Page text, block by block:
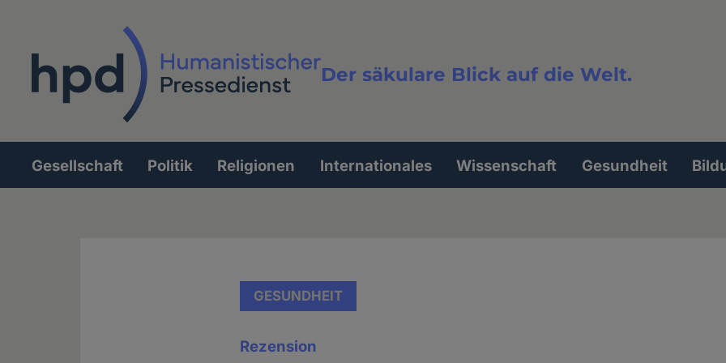
Der säkulare Blick auf die Welt.
Volltextsuche
Hauptnavigation
Gesellschaft Politik Religionen Internationales Wissenschaft Gesundheit
GESUNDHEIT
Rezension